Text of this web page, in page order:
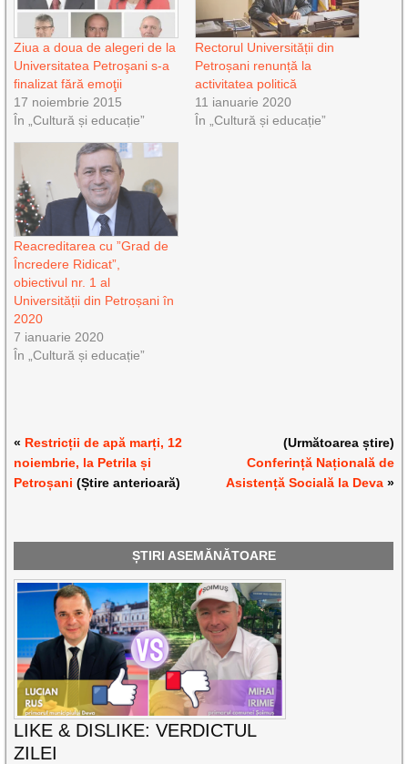
Ziua a doua de alegeri de la
Universitatea Petroşani s-a
finalizat fără emoţii
17 noiembrie 2015
În „Cultură și educație”
Rectorul Universității din
Petroșani renunță la
activitatea politică
11 ianuarie 2020
În „Cultură și educație”
Reacreditarea cu ”Grad de
Încredere Ridicat”,
obiectivul nr. 1 al
Universității din Petroșani în
2020
7 ianuarie 2020
În „Cultură și educație”
« Restricții de apă marți, 12
noiembrie, la Petrila și
Petroșani (Știre anterioară)
(Următoarea știre)
Conferință Națională de
Asistență Socială la Deva»
ȘTIRI ASEMĂNĂTOARE
LIKE & DISLIKE: VERDICTUL
ZILEI